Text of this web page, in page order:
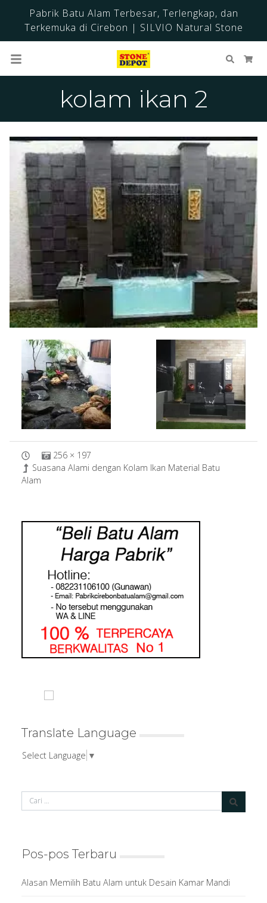
Pabrik Batu Alam Terbesar, Terlengkap, dan
Terkemuka di Cirebon | SILVIO Natural Stone
Cari
kolam ikan 2
256 × 197
Suasana Alami dengan Kolam Ikan Material Batu
Alam
Translate Language
Select Language ▼
Pos-pos Terbaru
Alasan Memilih Batu Alam untuk Desain Kamar Mandi